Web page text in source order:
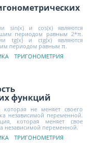
sin(x) и cos(x) являются
периодом равным 2*π.
tg(x) и ctg(x) являются
периодом равным π.
ТРИГОНОМЕТРИЯ
функций
которая не меняет своего
независимой переменной.
которая меняет свое
независимой переменной.
ТРИГОНОМЕТРИЯ